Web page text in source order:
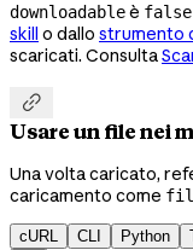
downloadableè false
skill o dallo strumento
scaricati. Consulta

Usare un file nei
Una volta caricato,
caricamento come
cURL CLI Python